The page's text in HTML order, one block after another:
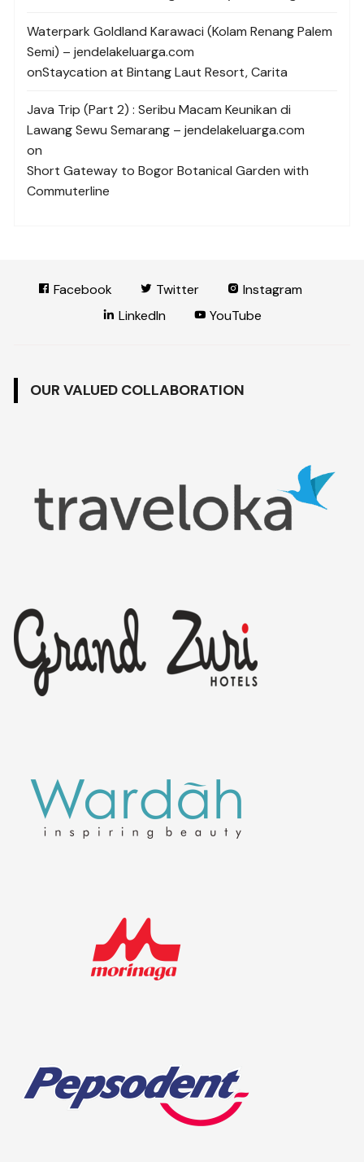
Waterpark Goldland Karawaci (Kolam Renang Palem
Semi) – jendelakeluarga.com
onStaycation at Bintang Laut Resort, Carita
Java Trip (Part 2) : Seribu Macam Keunikan di
Lawang Sewu Semarang – jendelakeluarga.com
on
Short Gateway to Bogor Botanical Garden with
Commuterline
Facebook Twitter
Instagram
LinkedIn
YouTube
OUR VALUED COLLABORATION